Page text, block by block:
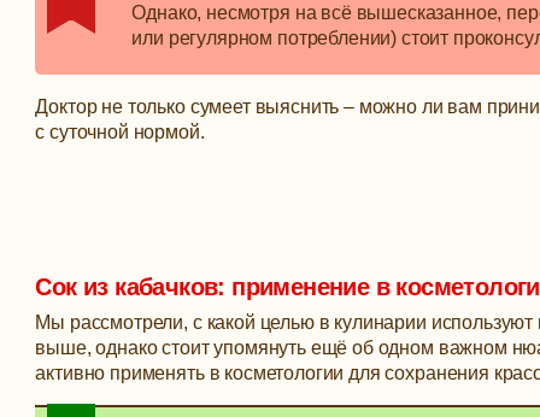
Однако, несмотря на всё вышесказанное,
или регулярном потреблении) стоит
Доктор не только сумеет выяснить – можно ли вам
с суточной нормой.
Сок из кабачков: применение в
Мы рассмотрели, с какой целью в кулинарии
выше, однако стоит упомянуть ещё об одном важном
активно применять в косметологии для сохранения